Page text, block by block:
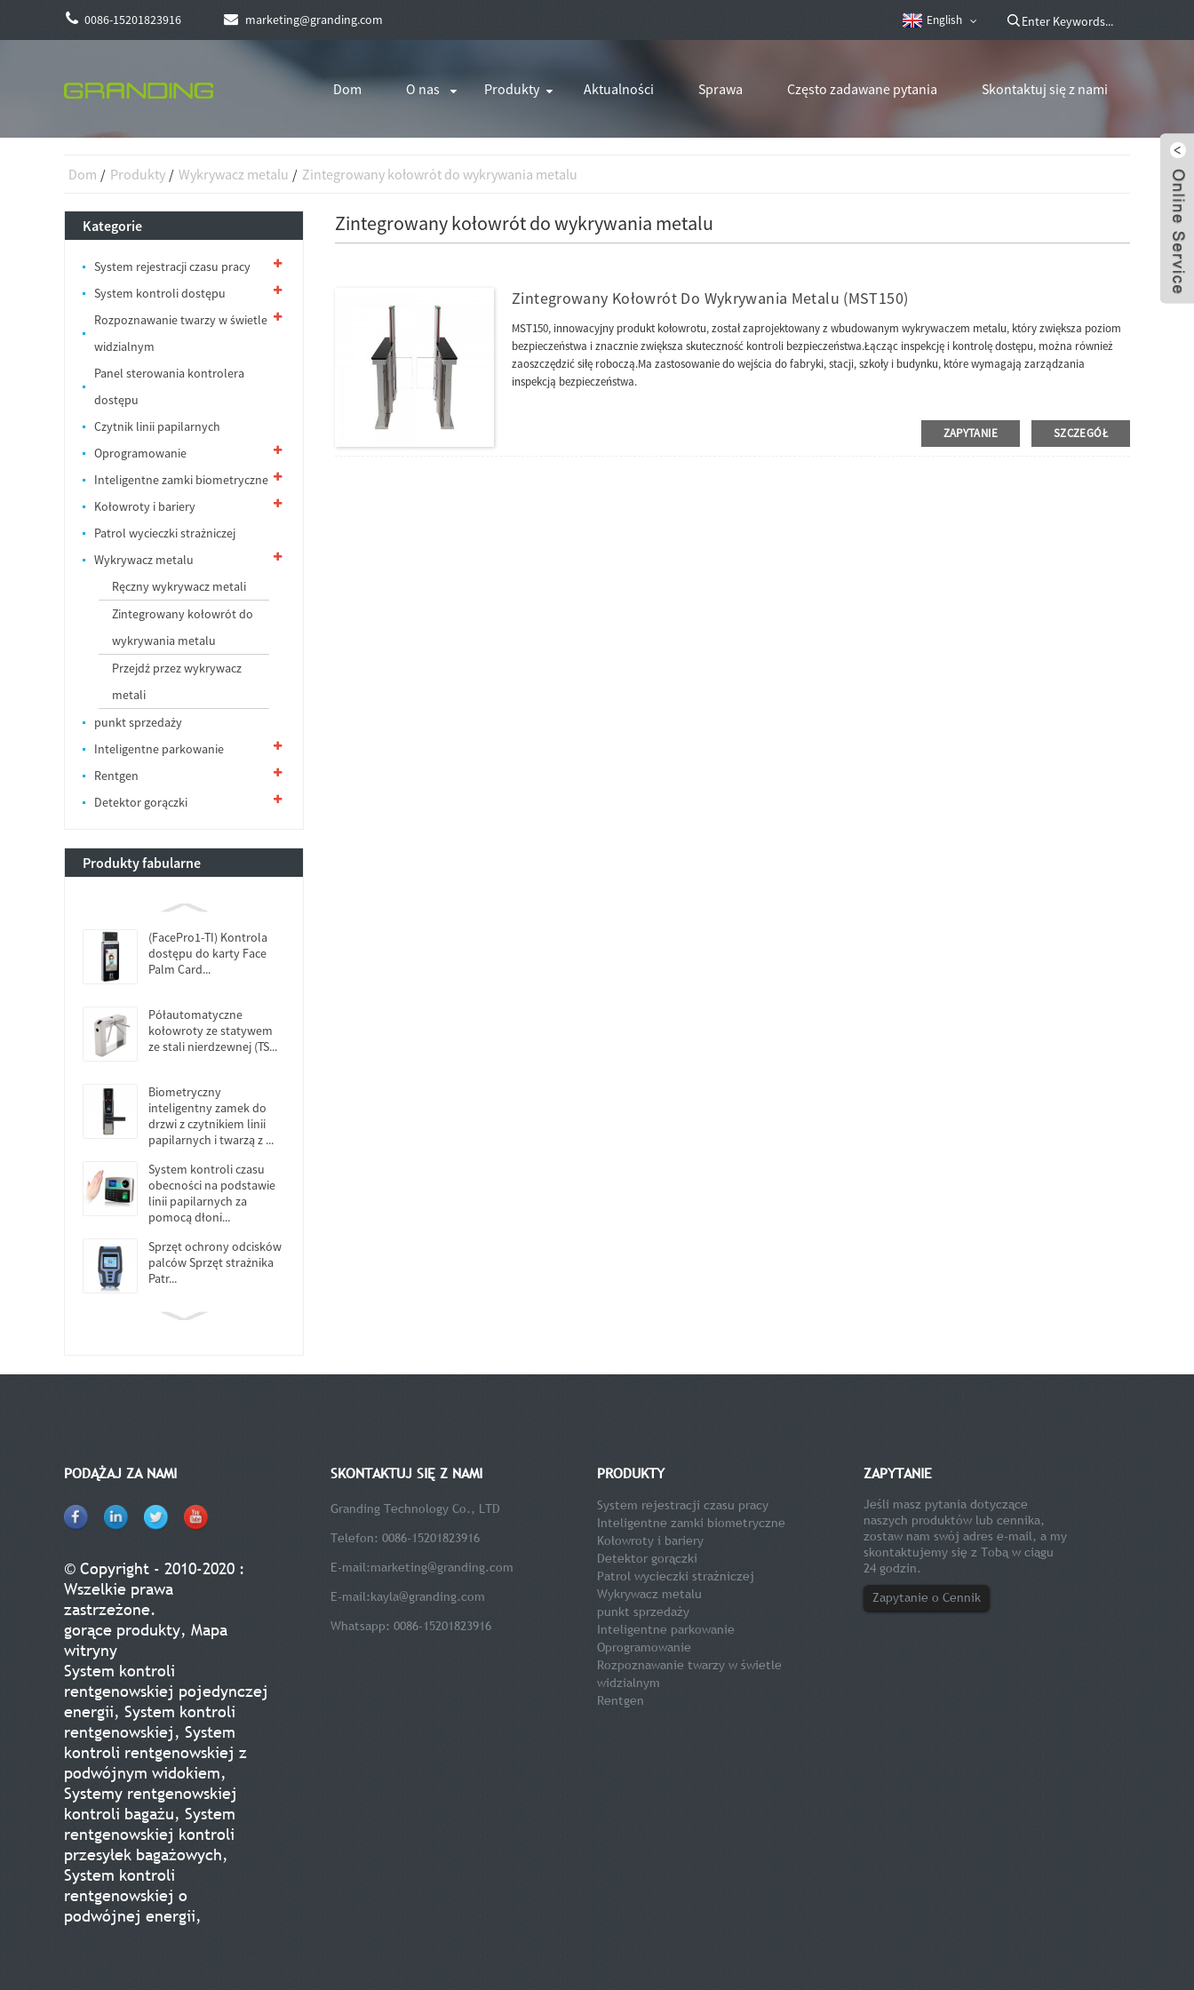
0086-15201823916 marketing@granding.com English
Dom O nas Produkty Aktualności Sprawa Często zadawane pytania Skontaktuj się z nami
Dom Produkty Wykrywacz metalu Zintegrowany kołowrót do wykrywania metalu
Kategorie
System rejestracji czasu pracy
System kontroli dostępu
Rozpoznawanie twarzy w świetle
widzialnym
Panel sterowania kontrolera
dostępu
Czytnik linii papilarnych
Oprogramowanie
Inteligentne zamki biometryczne
Kołowroty i bariery
Patrol wycieczki strażniczej
Wykrywacz metalu
Ręczny wykrywacz metali
Zintegrowany kołowrót do
wykrywania metalu
Przejdź przez wykrywacz
metali
punkt sprzedaży
Inteligentne parkowanie
Rentgen
Detektor gorączki
Produkty fabularne
(FacePro1-TI) Kontrola
dostępu do karty Face
Palm Card...
Półautomatyczne
kołowroty ze statywem
ze stali nierdzewnej (TS...
Biometryczny
inteligentny zamek do
drzwi z czytnikiem linii
papilarnych i twarzą z ...
System kontroli czasu
obecności na podstawie
linii papilarnych za
pomocą dłoni...
Sprzęt ochrony odcisków
palców Sprzęt strażnika
Patr...
Zintegrowany kołowrót do wykrywania metalu
Zintegrowany Kołowrót Do Wykrywania Metalu (MST150)
MST150, innowacyjny produkt kołowrotu, został zaprojektowany z wbudowanym wykrywaczem metalu, który zwiększa poziom
bezpieczeństwa i znacznie zwiększa skuteczność kontroli bezpieczeństwa.Łącząc inspekcję i kontrolę dostępu, można również
zaoszczędzić siłę roboczą.Ma zastosowanie do wejścia do fabryki, stacji, szkoły i budynku, które wymagają zarządzania
inspekcją bezpieczeństwa.
ZAPYTANIE SZCZEGÓŁ
PODĄŻAJ ZA NAMI
© Copyright - 2010-2020 :
Wszelkie prawa
zastrzeżone.
gorące produkty, Mapa
witryny
System kontroli
rentgenowskiej pojedynczej
energii, System kontroli
rentgenowskiej, System
kontroli rentgenowskiej z
podwójnym widokiem,
Systemy rentgenowskiej
kontroli bagażu, System
rentgenowskiej kontroli
przesyłek bagażowych,
System kontroli
rentgenowskiej o
podwójnej energii,
SKONTAKTUJ SIĘ Z NAMI
Granding Technology Co., LTD
Telefon: 0086-15201823916
E-mail:marketing@granding.com
E-mail:kayla@granding.com
Whatsapp: 0086-15201823916
PRODUKTY
System rejestracji czasu pracy
Inteligentne zamki biometryczne
Kołowroty i bariery
Detektor gorączki
Patrol wycieczki strażniczej
Wykrywacz metalu
punkt sprzedaży
Inteligentne parkowanie
Oprogramowanie
Rozpoznawanie twarzy w świetle
widzialnym
Rentgen
ZAPYTANIE
Jeśli masz pytania dotyczące
naszych produktów lub cennika,
zostaw nam swój adres e-mail, a my
skontaktujemy się z Tobą w ciągu
24 godzin.
Zapytanie o Cennik